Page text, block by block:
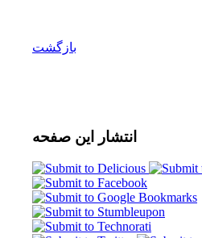
بازگشت
انتشار این صفحه